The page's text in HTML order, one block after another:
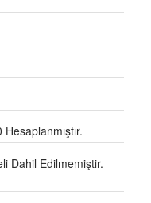
Dahil Edilmemiştir.